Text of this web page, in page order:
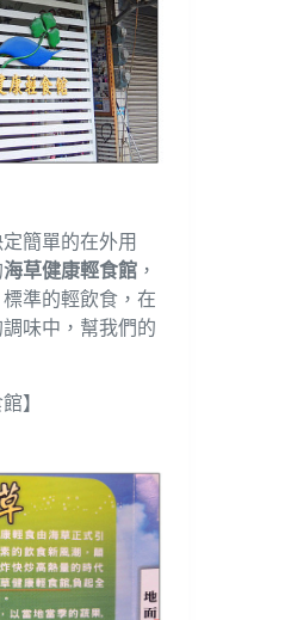
簡單的在外用
海草健康輕食館 ，
準的輕飲食，在
味中，幫我們的